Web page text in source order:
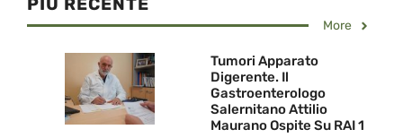
PIU RECENTE
More
Tumori Apparato
Digerente. Il
Gastroenterologo
Salernitano Attilio
Maurano Ospite Su RAI 1